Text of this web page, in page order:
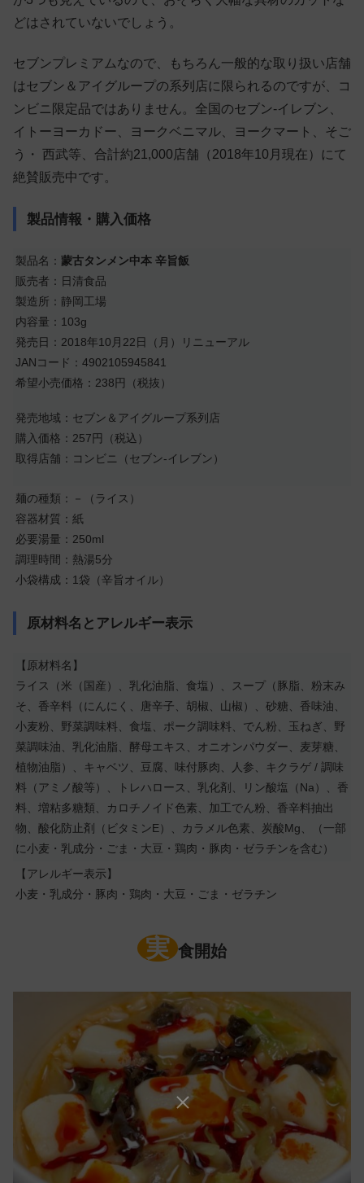
どはされていないでしょう。
セブンプレミアムなので、もちろん一般的な取り扱い店舗
はセブン＆アイグループの系列店に限られるのですが、コ
ンビニ限定品ではありません。全国のセブン-イレブン、
イトーヨーカドー、ヨークベニマル、ヨークマート、そご
う・ 西武等、合計約21,000店舗（2018年10月現在）にて
絶賛販売中です。
製品情報・購入価格
製品名： 蒙古タンメン中本 辛旨飯
販売者：日清食品
製造所：静岡工場
内容量：103g
発売日：2018年10月22日（月）リニューアル
JANコード：4902105945841
希望小売価格：238円（税抜）
発売地域：セブン＆アイグループ系列店
購入価格：257円（税込）
取得店舗：コンビニ（セブン-イレブン）
麺の種類：－（ライス）
容器材質：紙
必要湯量：250ml
調理時間：熱湯5分
小袋構成：1袋（辛旨オイル）
原材料名とアレルギー表示
【原材料名】
ライス（米（国産）、乳化油脂、食塩）、スープ（豚脂、粉末み
そ、香辛料（にんにく、唐辛子、胡椒、山椒）、砂糖、香味油、
小麦粉、野菜調味料、食塩、ポーク調味料、でん粉、玉ねぎ、野
菜調味油、乳化油脂、酵母エキス、オニオンパウダー、麦芽糖、
植物油脂）、キャベツ、豆腐、味付豚肉、人参、キクラゲ / 調味
料（アミノ酸等）、トレハロース、乳化剤、リン酸塩（Na）、香
料、増粘多糖類、カロチノイド色素、加工でん粉、香辛料抽出
物、酸化防止剤（ビタミンE）、カラメル色素、炭酸Mg、（一部
に小麦・乳成分・ごま・大豆・鶏肉・豚肉・ゼラチンを含む）
【アレルギー表示】
小麦・乳成分・豚肉・鶏肉・大豆・ごま・ゼラチン
実 食開始